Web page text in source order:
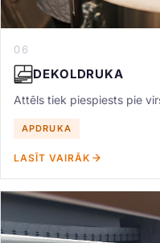
06
DEKOLDRUKA
Attēls tiek piespiests pie
APDRUKA
LASĪT VAIRĀK